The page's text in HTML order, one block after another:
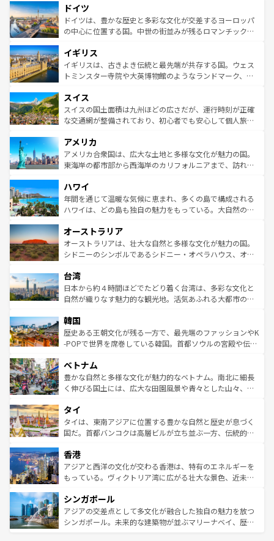
せる。地方によって風土や気候が異なるスペインはその個
性で訪れる人を魅了する。 なお、新着のスペイン情報は コ
ンテンツ一覧を参照してほしい。
で、幅広い魅力が詰まっている。華麗な宮殿、歴史的な大
聖堂、美しいビーチ、そして豊かな自然が、訪れる者を心
から魅了する。また、フランスは美食の国としても知ら
いる。シャンパンの発祥地であるランス、プロヴァンスの
香り高いラベンダー畑など、多彩な楽しみ方が可能だ。さ
らに、パリ以外の地域にも魅力が溢れており、どの街角に
れる地方に足を運ぶとそれぞれで全く異なる文化を体験で
きるだろう。 なお、新着のフランス情報はコンテンツ一覧
を参照してほしい。
ドイツ
ドイツは、豊かな歴史と多彩な文化が交差するヨーロッパ
の中心に位置する国。中世の街並みが残るロマンチック街
顔を持つこの国は、どこを歩いても飽きることがない。ベ
ルリンの文化的活気、バイエルン州のアルプスの絶景、そ
してライン川沿いのワイン畑といった風景は必見。ビール
は、お酒好きな人にはぜひ体験してほしい。 なお、新着の
ドイツ情報はコンテンツ一覧を参照してほしい。
イギリス
イギリスは、古きよき伝統と最先端が共存する国。ウェス
トミンスター寺院や大英博物館のようなランドマーク、歴
リアごとに異なる魅力がある。また、優雅なアフタヌーン
ティー、ビール好きにはたまらない英国パブ、サッカー観
戦など、本場だからこそできる体験も豊富。イギリスを旅
ンツ一覧を参照してほしい。
スイス
スイスの国土面積は九州ほどの広さだが、運行時刻が正確
な交通網が整備されており、初心者でも安心して個人旅行
の建物がそのまま残る町や、スイスならではのユニークな
博物館もあり、アルプス観光だけでなく町歩きも満喫する
ことができる。国民の所得が高いため物価も高いが、旅行
ば市内交通費無料で観光を楽しむこともできる。 なお、新
着のスイス情報はコンテンツ一覧 を参照してほしい。
アメリカ
アメリカ合衆国は、広大な土地と多様な文化が魅力の国。
東海岸の都市部から西海岸のカリフォルニアまで、訪れる
のような巨大都市は、観光、ショッピング、エンターテイ
ンメントが詰まった刺激的なスポットだ。一方、アメリカ
西部には大自然が広がり、グランドキャニオンやイエロー
部のニューオーリンズでは、音楽と美食が融合した独特の
文化が魅力。旅行者はアメリカの各地域で異なる魅力を楽
しみながら、その多様性と豊かな歴史を感じることができ
ならではの贅沢な旅のスタイルだ。 なお、新着のアメリカ
情報はコンテンツ一覧を参照してほしい。
ハワイ
年間を通じて温暖な気候に恵まれ、多くの島で構成される
ハワイは、どの島も独自の魅力をもっている。大自然の神
ワイ島は見逃せない。また、定番の観光地といえばオアフ
島だが、静かな自然を求めるならマウイ島やカウアイ島が
おすすめ。エメラルドグリーンに輝く海をはじめ、豊かな
れるおもてなしの心で訪れる人々を迎えてくれるハワイの
人々、おいしいローカルフードやハワイアンミュージッ
ク、伝統的なフラダンスなど、すべてがハワイの魅力を彩
ワイを、存分に味わってほしい。 なお、新着のハワイ情報
はコンテンツ一覧を参照してほしい。
オーストラリア
オーストラリアは、壮大な自然と多様な文化が魅力の国。
シドニーのシンボルであるシドニー・オペラハウス、オー
リアリーフや大陸中央部にそびえるウルル（エアーズロッ
ク）、タスマニアの美しい原生林やケアンズの熱帯雨林な
ど、見どころがたくさん。また、カフェやワイン、オージ
いる。アクティビティも充実しており、サーフィンやダイ
ビング、ハイキングなど、アウトドア好きにはたまらな
い。オーストラリアの多彩な魅力を存分に味わいつくそ
参照してほしい。
台湾
日本から約４時間ほどでたどり着く台湾は、多彩な文化と
自然が織りなす魅力的な観光地。活気あふれる大都市の台
ン）、静ひつな山岳地帯である台湾東部など、都市の喧騒
と山間の静けさが共存しており、訪れる人に新しい発見と
驚きをもたらしてくれる。また、奥深い台湾の食文化も魅
容にもいいと評判のスイーツなど、バラエティ豊かな料理
が味わえる。 なお、新着の台湾情報は コンテンツ一覧を参
照してほしい。
韓国
歴史ある王朝文化が残る一方で、最先端のファッションやK
-POPで世界を席巻している韓国。首都ソウルの宮殿や伝統
き、地方に足を延ばせば四季折々の自然美を楽しむことが
できる。そして、キムチや焼肉、絶品のストリートフード
まで、さまざまな韓国料理が待っている。夜には、韓国な
リティに包まれながら、韓国の多彩な魅力を心ゆくまで味
わってみてほしい。 なお、新着の韓国情報はコンテンツ一
覧を参照してほしい。
ベトナム
豊かな自然と多様な文化が魅力的なベトナム。南北に細長
く伸びる国土には、広大な田園風景や青々とした山々、世
急速な発展と共に伝統が息づく。ハノイの古い町並みやホ
ーチミン市のフランス統治時代の建物も、独特の雰囲気を
醸し出している。また、バラエティの豊かさとおいしさで
とつ。フォーやバインミー、ベトナムコーヒーなどは、ぜ
ひ現地で味わいたい。どの地域を訪れてもあたたかい人々
が旅行者を迎えてくれるので、きっと忘れられない旅にな
参照してほしい。
タイ
タイは、東南アジアに位置する豊かな自然と歴史が息づく
国だ。首都バンコクは高層ビルが立ち並ぶ一方、伝統的な
の活気が交差している。北部ではチェンマイなどの山岳地
帯で自然と触れ合い、南部ではプーケットやクラビの美し
いビーチでリゾート気分を楽しむことができる。タイ料理
激する。気候は一年中温暖で、どの季節にも異なる楽しみ
が待っている。親しみやすいタイの人々、仏教を中心とし
た文化、そして多様な観光資源が、訪れる旅人を魅了し続
香港
アジアと西洋の文化が交わる香港は、特有のエネルギーを
もっている。ヴィクトリア湾に広がる壮大な景色、近未来
み、どこを訪れても感動するはず。観光スポットが密集し
ており、効率よく見どころを回れるのも魅力。息をのむよ
うな絶景から文化的な体験まで、香港を存分に楽しみ尽く
シンガポール
アジアの交差点として多文化が融合した独自の魅力を放つ
シンガポール。未来的な建築物が並ぶマリーナベイ、歴史